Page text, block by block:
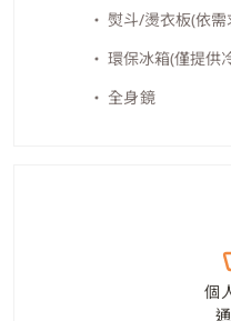
熨斗/燙衣板(依需
環保冰箱(僅提供
全身鏡
個